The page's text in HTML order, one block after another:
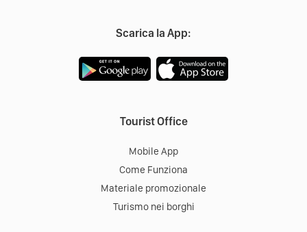
Scarica la App:
Tourist Office
Mobile App
Come Funziona
Materiale promozionale
Turismo nei borghi